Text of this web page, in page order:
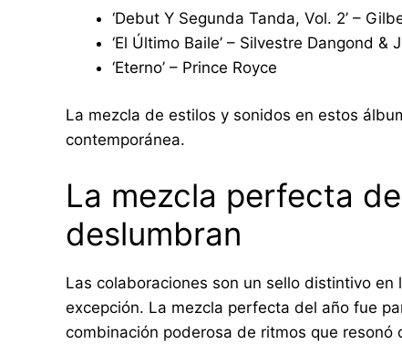
‘Debut Y Segunda Tanda, Vol. 2’ –
‘El Último Baile’ – Silvestre Dangond &
‘Eterno’ – Prince Royce
La mezcla de estilos y sonidos en estos
contemporánea.
La mezcla perfecta
deslumbran
Las colaboraciones son un sello distintivo
excepción. La mezcla perfecta del año fue
combinación poderosa de ritmos que